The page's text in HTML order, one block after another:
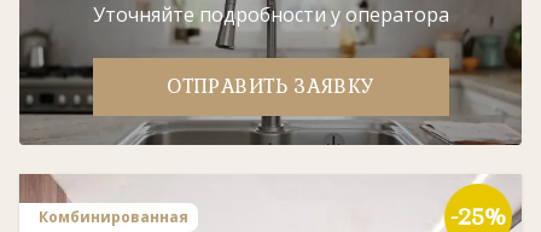
Уточняйте подробности у оператора
ОТПРАВИТЬ ЗАЯВКУ
-25%
Комбинированная